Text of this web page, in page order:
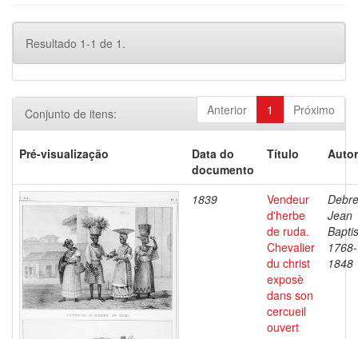
Resultado 1-1 de 1.
Anterior 1 Próximo
Conjunto de itens:
Pré-visualização
Data do
documento
Título
1839
Vendeur
d'herbe
de ruda.
Chevalier
du christ
exposè
dans son
cercueil
ouvert
Jean
1768-
1848